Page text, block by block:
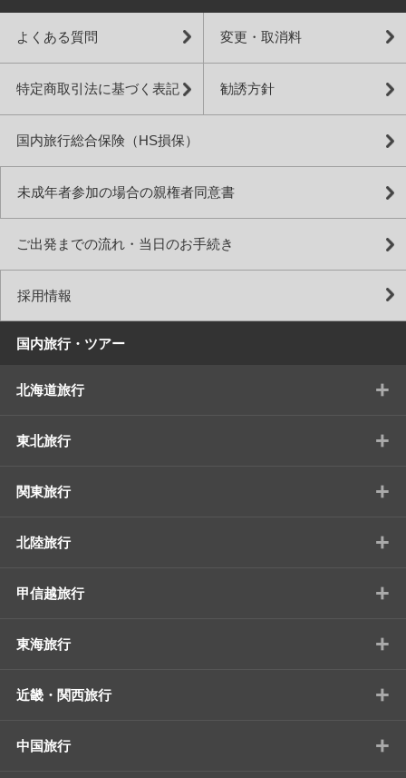
よくある質問 変更・取消料
特定商取引法に基づく表記 勧誘方針
国内旅行総合保険（HS損保）
未成年者参加の場合の親権者同意書
ご出発までの流れ・当日のお手続き
採用情報
国内旅行・ツアー
北海道旅行 +
東北旅行 +
関東旅行 +
北陸旅行 +
甲信越旅行 +
東海旅行 +
近畿・関西旅行 +
中国旅行 +